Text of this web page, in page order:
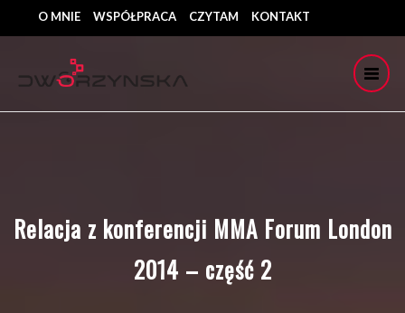
O MNIE WSPÓŁPRACA CZYTAM KONTAKT
Relacja z konferencji MMA Forum London
2014 – część 2